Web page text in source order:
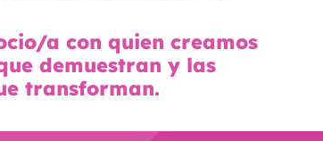
a con quien creamos
demuestran y las
transforman.